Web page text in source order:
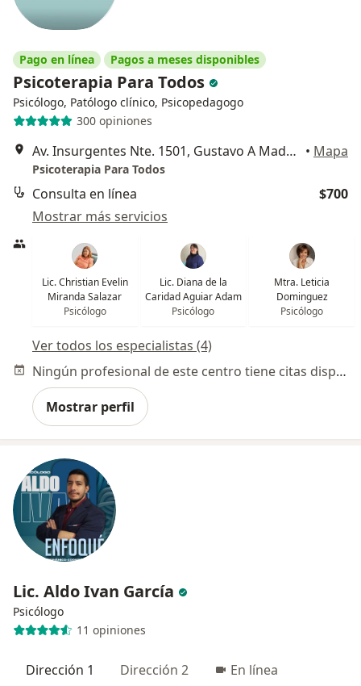
Pago en línea Pagos a meses disponibles
Psicoterapia Para Todos
Psicólogo, Patólogo clínico, Psicopedagogo
300 opiniones
Av. Insurgentes Nte. 1501, Gustavo A Madero • Mapa
Psicoterapia Para Todos
Consulta en línea
$700
Mostrar más servicios
Lic. Christian Evelin
Miranda Salazar
Psicólogo
Lic. Diana de la
Caridad Aguiar Adam
Psicólogo
Mtra. Leticia
Dominguez
Psicólogo
Ver todos los especialistas (4)
Ningún profesional de este centro tiene citas disponibles
Mostrar perfil
Lic. Aldo Ivan García
Psicólogo
11 opiniones
Dirección 1 Dirección 2 En línea